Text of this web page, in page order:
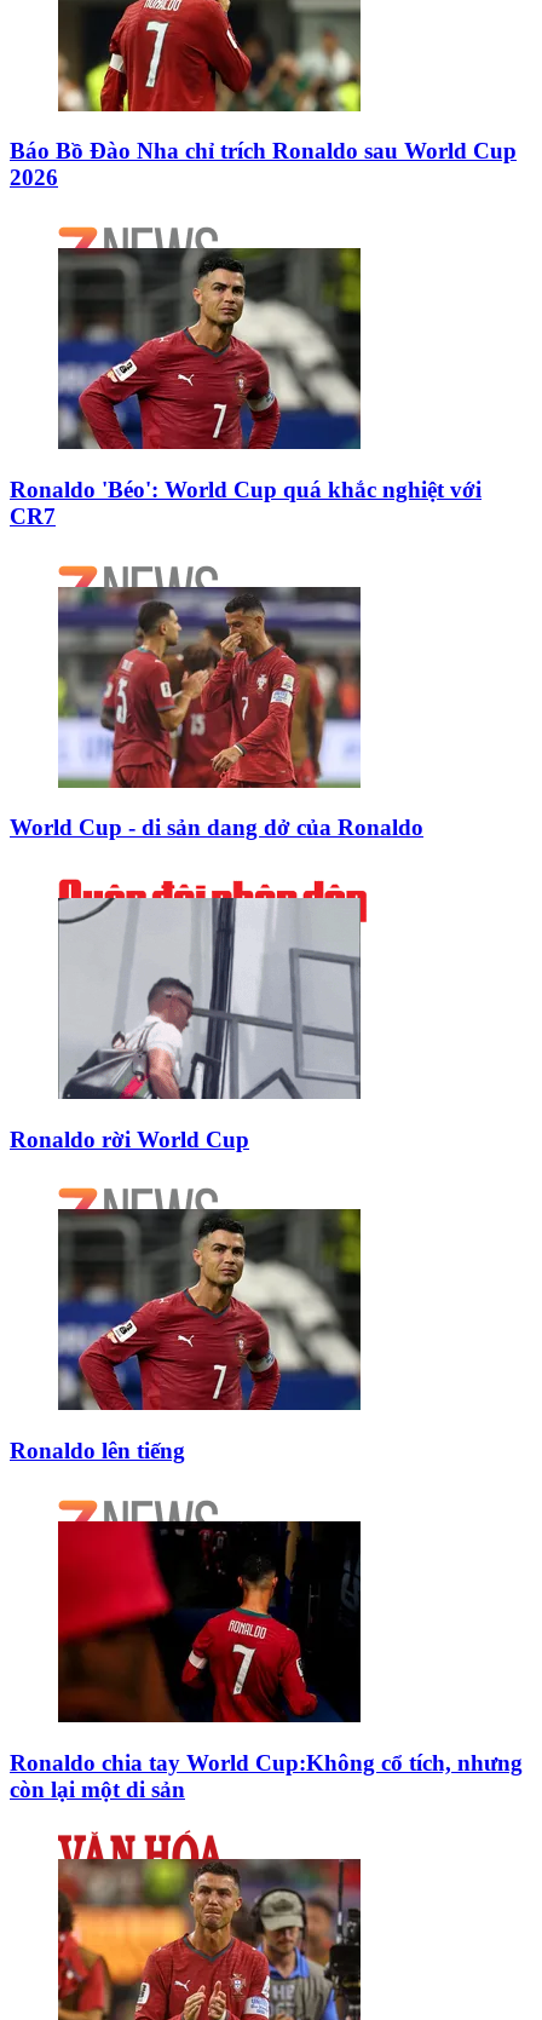
Báo Bồ Đào Nha chỉ trích Ronaldo sau World Cup
2026
Ronaldo 'Béo': World Cup quá khắc nghiệt với
CR7
World Cup - di sản dang dở của Ronaldo
Ronaldo rời World Cup
Ronaldo lên tiếng
Ronaldo chia tay World Cup:Không cổ tích, nhưng
còn lại một di sản